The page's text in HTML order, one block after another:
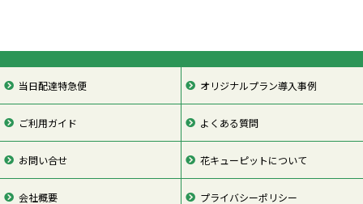
当日配達特急便 オリジナルプラン導入事例
ご利用ガイド よくある質問
お問い合せ 花キューピットについて
会社概要 プライバシーポリシー